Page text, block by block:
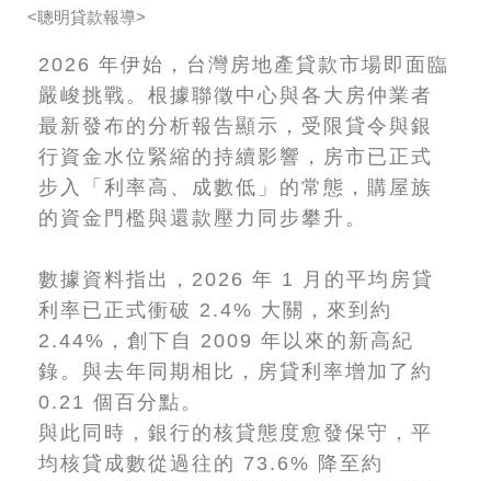
<聰明貸款報導>
2026 年伊始，台灣房地產貸款市場即面臨
嚴峻挑戰。根據聯徵中心與各大房仲業者
最新發布的分析報告顯示，受限貸令與銀
行資金水位緊縮的持續影響，房市已正式
步入「利率高、成數低」的常態，購屋族
的資金門檻與還款壓力同步攀升。
數據資料指出，2026 年 1 月的平均房貸
利率已正式衝破 2.4% 大關，來到約
2.44%，創下自 2009 年以來的新高紀
錄。與去年同期相比，房貸利率增加了約
0.21 個百分點。
與此同時，銀行的核貸態度愈發保守，平
均核貸成數從過往的 73.6% 降至約